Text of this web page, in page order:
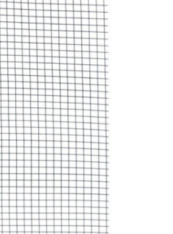
roseaux
électriques
protection jardin